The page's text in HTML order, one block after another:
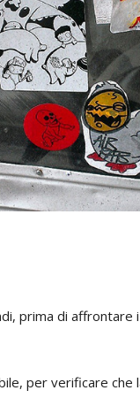
prima di affrontare
per verificare che